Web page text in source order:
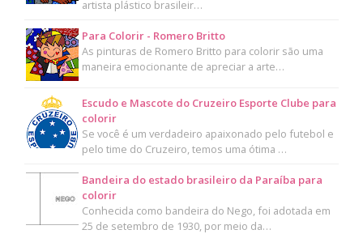
artista plástico brasileir…
Para Colorir - Romero Britto
As pinturas de Romero Britto para colorir são uma
maneira emocionante de apreciar a arte…
Escudo e Mascote do Cruzeiro Esporte Clube para
colorir
Se você é um verdadeiro apaixonado pelo futebol e
pelo time do Cruzeiro, temos uma ótima …
Bandeira do estado brasileiro da Paraíba para
colorir
Conhecida como bandeira do Nego, foi adotada em
25 de setembro de 1930, por meio da…